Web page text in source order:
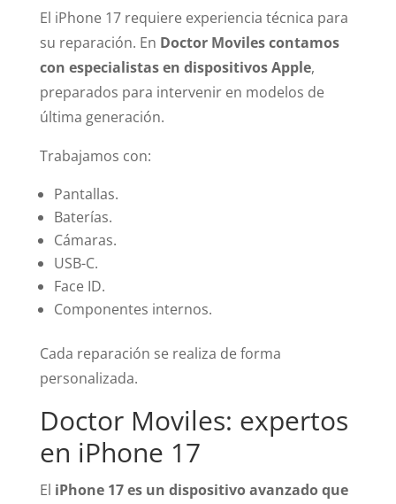
El iPhone 17 requiere experiencia técnica para
su reparación. En Doctor Moviles contamos
con especialistas en dispositivos Apple,
preparados para intervenir en modelos de
última generación.
Trabajamos con:
Pantallas.
Baterías.
Cámaras.
USB-C.
Face ID.
Componentes internos.
Cada reparación se realiza de forma
personalizada.
Doctor Moviles: expertos
en iPhone 17
El iPhone 17 es un dispositivo avanzado que